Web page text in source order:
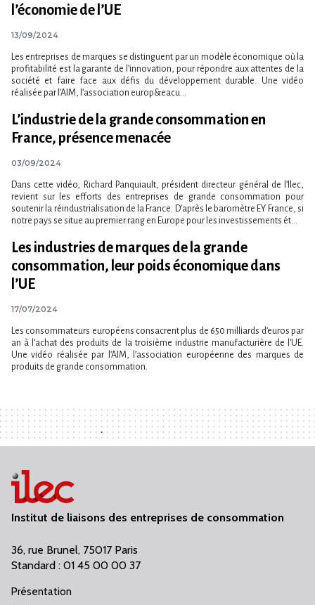
l’économie de l’UE
13/09/2024
Les entreprises de marques se distinguent par un modèle économique où la
profitabilité est la garante de l’innovation, pour répondre aux attentes de la
société et faire face aux défis du développement durable. Une vidéo
réalisée par l’AIM, l’association europ&eacu...
L’industrie de la grande consommation en
France, présence menacée
03/09/2024
Dans cette vidéo, Richard Panquiault, président directeur général de l’Ilec,
revient sur les efforts des entreprises de grande consommation pour
soutenir la réindustrialisation de la France. D’après le baromètre EY France, si
notre pays se situe au premier rang en Europe pour les investissements ét...
Les industries de marques de la grande
consommation, leur poids économique dans
l’UE
17/07/2024
Les consommateurs européens consacrent plus de 650 milliards d’euros par
an à l’achat des produits de la troisième industrie manufacturière de l’UE.
Une vidéo réalisée par l’AIM, l’association européenne des marques de
produits de grande consommation.
Institut de liaisons des entreprises de consommation
36, rue Brunel, 75017 Paris
Standard : 01 45 00 00 37
Présentation